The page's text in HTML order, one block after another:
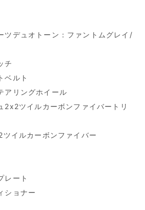
ツデュオトーン：ファントムグレイ/
チ
ベルト
アリングホイール
2x2ツイルカーボンファイバートリ
ツイルカーボンファイバー
レート
ショナー